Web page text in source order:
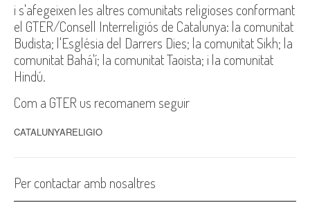
i s'afegeixen les altres comunitats religioses conformant
el GTER/Consell Interreligiós de Catalunya: la comunitat
Budista; l'Església del Darrers Dies; la comunitat Sikh; la
comunitat Bahá'í; la comunitat Taoista; i la comunitat
Hindú.
Com a GTER us recomanem seguir
CATALUNYARELIGIO
Per contactar amb nosaltres